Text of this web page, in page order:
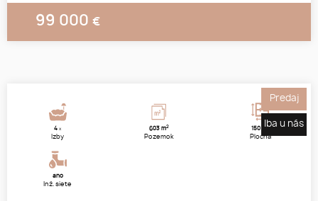
99 000 €
4x
Izby
603 m2
Pozemok
150 m 2
Plocha
áno
Inž. siete
Predaj
Iba u nás